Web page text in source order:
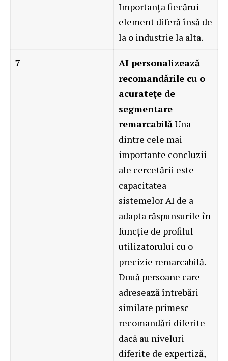
Importanța fiecărui
element diferă însă de
la o industrie la alta.
7
AI personalizează
recomandările cu o
acuratețe de
segmentare
remarcabilăUna
dintre cele mai
importante concluzii
ale cercetării este
capacitatea
sistemelor AI de a
adapta răspunsurile în
funcție de profilul
utilizatorului cu o
precizie remarcabilă.
Două persoane care
adresează întrebări
similare primesc
recomandări diferite
dacă au niveluri
diferite de expertiză,